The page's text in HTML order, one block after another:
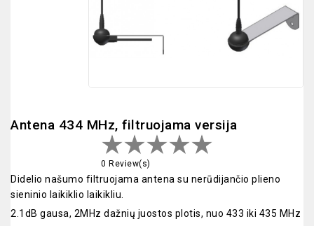
Antena 434 MHz, filtruojama versija
0 Review(s)
Didelio našumo filtruojama antena su nerūdijančio plieno
sieninio laikiklio laikikliu.
2.1dB gausa, 2MHz dažnių juostos plotis, nuo 433 iki 435 MHz